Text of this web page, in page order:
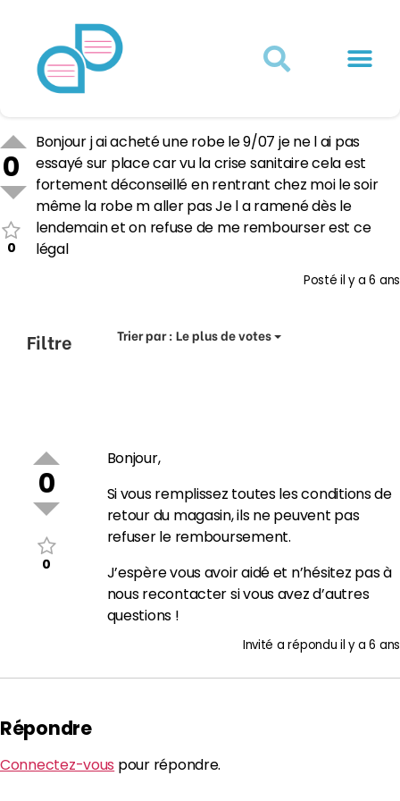
0
0
Bonjour j ai acheté une robe le 9/07 je ne l ai pas
essayé sur place car vu la crise sanitaire cela est
fortement déconseillé en rentrant chez moi le soir
même la robe m aller pas Je l a ramené dès le
lendemain et on refuse de me rembourser est ce
légal
Postéil y a 6 ans
Filtre Trier par :Le plus de votes
0
0
Bonjour,
Si vous remplissez toutes les conditions de
retour du magasin, ils ne peuvent pas
refuser le remboursement.
J’espère vous avoir aidé et n’hésitez pas à
nous recontacter si vous avez d’autres
questions !
Invité a réponduil y a 6 ans
Répondre
Connectez-vous pour répondre.